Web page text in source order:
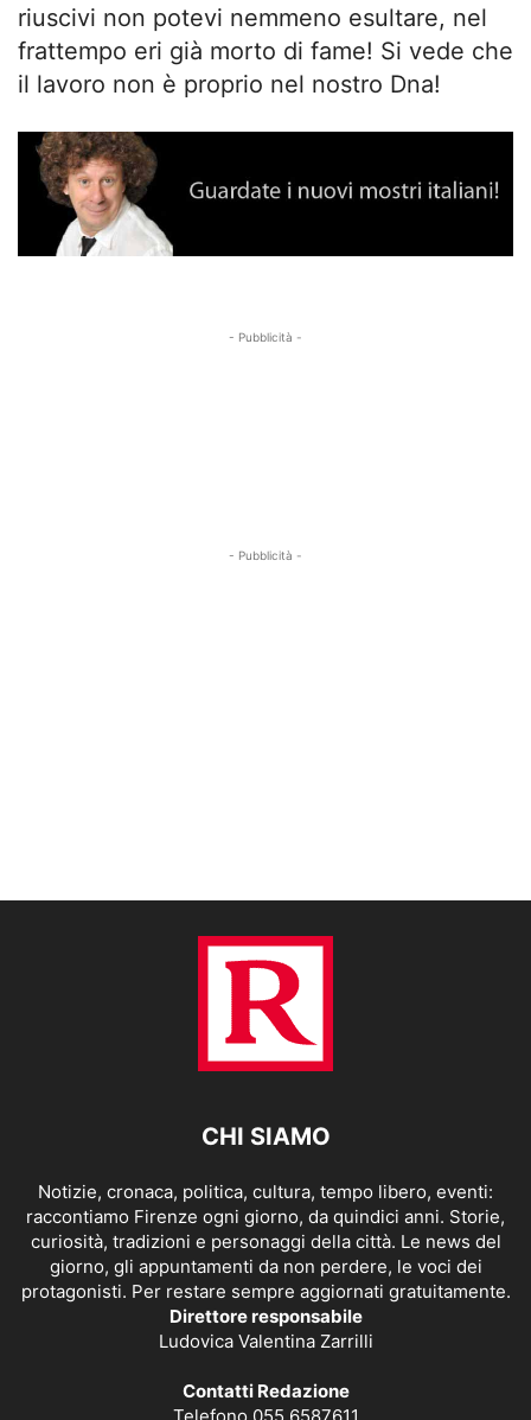
riuscivi non potevi nemmeno esultare, nel
frattempo eri già morto di fame! Si vede che
il lavoro non è proprio nel nostro Dna!
- Pubblicità -
- Pubblicità -
CHI SIAMO
Notizie, cronaca, politica, cultura, tempo libero, eventi:
raccontiamo Firenze ogni giorno, da quindici anni. Storie,
curiosità, tradizioni e personaggi della città. Le news del
giorno, gli appuntamenti da non perdere, le voci dei
protagonisti. Per restare sempre aggiornati gratuitamente.
Direttore responsabile
Ludovica Valentina Zarrilli
Contatti Redazione